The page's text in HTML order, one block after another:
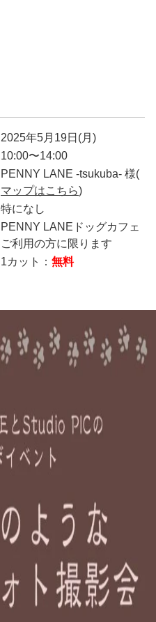
2025年5月19日(月)
10:00〜14:00
PENNY LANE -tsukuba- 様(
マップはこちら)
特になし
PENNY LANEドッグカフェ
ご利用の方に限ります
1カット： 無料